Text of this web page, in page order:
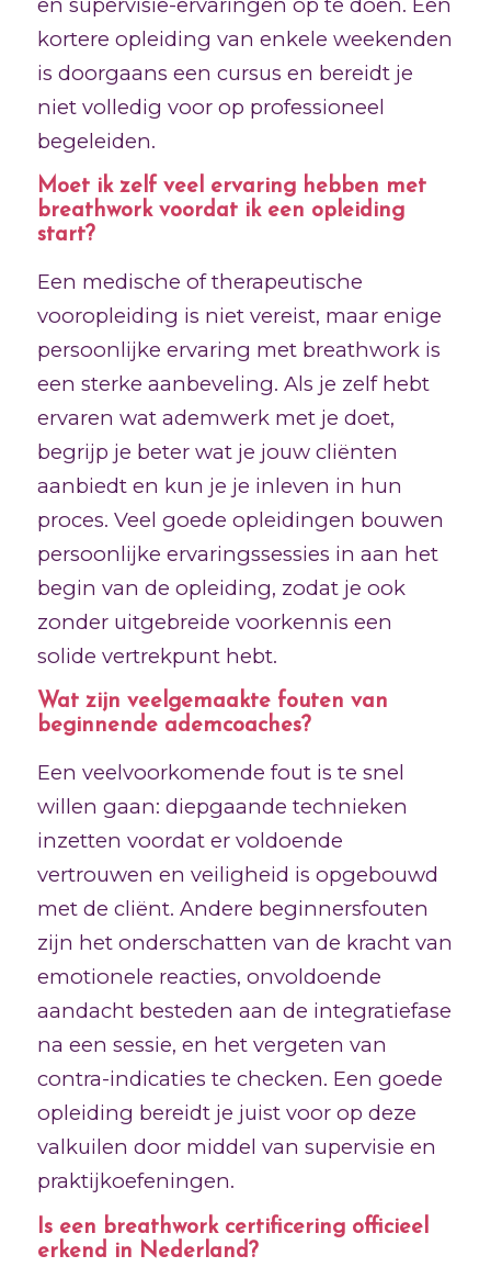
kortere opleiding van enkele weekenden
is doorgaans een cursus en bereidt je
niet volledig voor op professioneel
begeleiden.
Moet ik zelf veel ervaring hebben met
breathwork voordat ik een opleiding
start?
Een medische of therapeutische
vooropleiding is niet vereist, maar enige
persoonlijke ervaring met breathwork is
een sterke aanbeveling. Als je zelf hebt
ervaren wat ademwerk met je doet,
begrijp je beter wat je jouw cliënten
aanbiedt en kun je je inleven in hun
proces. Veel goede opleidingen bouwen
persoonlijke ervaringssessies in aan het
begin van de opleiding, zodat je ook
zonder uitgebreide voorkennis een
solide vertrekpunt hebt.
Wat zijn veelgemaakte fouten van
beginnende ademcoaches?
Een veelvoorkomende fout is te snel
willen gaan: diepgaande technieken
inzetten voordat er voldoende
vertrouwen en veiligheid is opgebouwd
met de cliënt. Andere beginnersfouten
zijn het onderschatten van de kracht van
emotionele reacties, onvoldoende
aandacht besteden aan de integratiefase
na een sessie, en het vergeten van
contra-indicaties te checken. Een goede
opleiding bereidt je juist voor op deze
valkuilen door middel van supervisie en
praktijkoefeningen.
Is een breathwork certificering officieel
erkend in Nederland?